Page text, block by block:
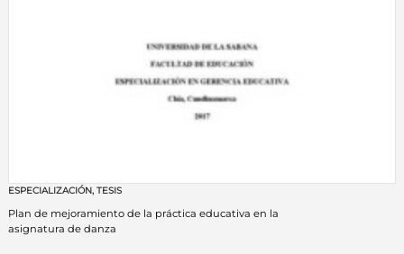
ESPECIALIZACIÓN, TESIS
Plan de mejoramiento de la práctica educativa en la
asignatura de danza